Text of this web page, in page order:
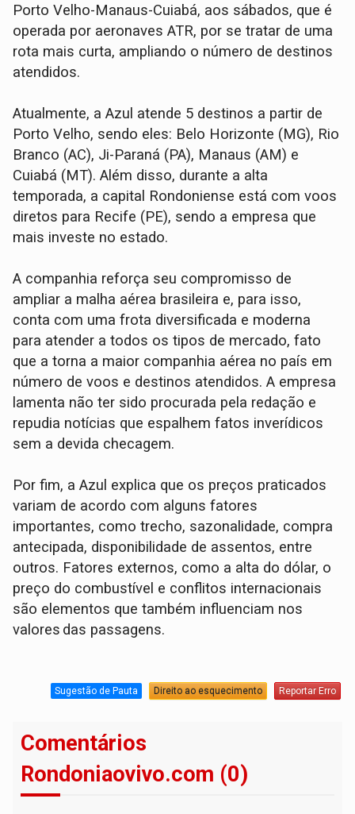
Porto Velho-Manaus-Cuiabá, aos sábados, que é
operada por aeronaves ATR, por se tratar de uma
rota mais curta, ampliando o número de destinos
atendidos.
Atualmente, a Azul atende 5 destinos a partir de
Porto Velho, sendo eles: Belo Horizonte (MG), Rio
Branco (AC), Ji-Paraná (PA), Manaus (AM) e
Cuiabá (MT). Além disso, durante a alta
temporada, a capital Rondoniense está com voos
diretos para Recife (PE), sendo a empresa que
mais investe no estado.
A companhia reforça seu compromisso de
ampliar a malha aérea brasileira e, para isso,
conta com uma frota diversificada e moderna
para atender a todos os tipos de mercado, fato
que a torna a maior companhia aérea no país em
número de voos e destinos atendidos. A empresa
lamenta não ter sido procurada pela redação e
repudia notícias que espalhem fatos inverídicos
sem a devida checagem.
Por fim, a Azul explica que os preços praticados
variam de acordo com alguns fatores
importantes, como trecho, sazonalidade, compra
antecipada, disponibilidade de assentos, entre
outros. Fatores externos, como a alta do dólar, o
preço do combustível e conflitos internacionais
são elementos que também influenciam nos
valores das passagens.
Sugestão de Pauta Direito ao esquecimento Reportar Erro
Comentários
Rondoniaovivo.com (0)